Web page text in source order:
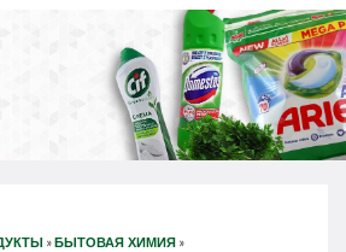
» БЫТОВАЯ ХИМИЯ »